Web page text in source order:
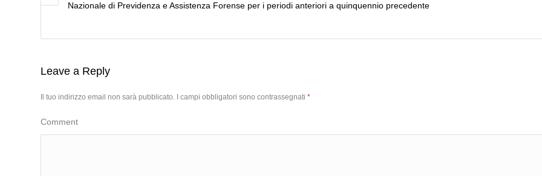
Nazionale di Previdenza e Assistenza Forense per i periodi anteriori a quinquennio precedente
Leave a Reply
Il tuo indirizzo email non sarà pubblicato. I campi obbligatori sono contrassegnati*
Comment